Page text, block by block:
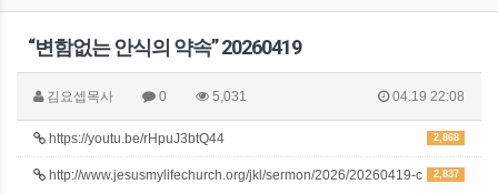
“변함없는 안식의 약속” 20260419
김요셉목사 0 5,031 04.19 22:08
2,868
https://youtu.be/rHpuJ3btQ44
2,837
http://www.jesusmylifechurch.org/jkl/sermon/2026/20260419-c